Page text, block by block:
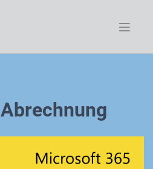
Abrechnung